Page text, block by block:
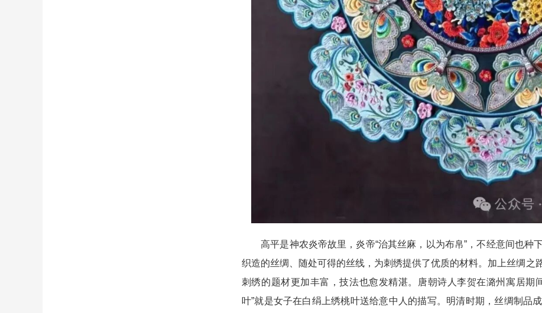
高平是神农炎帝故里，炎帝“治其丝麻，以为布帛”，不经意间也种
织造的丝绸、随处可得的丝线，为刺绣提供了优质的材料。加上丝绸之
刺绣的题材更加丰富，技法也愈发精湛。唐朝诗人李贺在潞州寓居期
叶”就是女子在白绢上绣桃叶送给意中人的描写。明清时期，丝绸制品